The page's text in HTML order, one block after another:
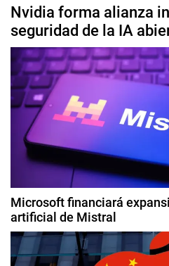
Nvidia forma alianza
seguridad de la IA
Microsoft financiará
artificial de Mistral